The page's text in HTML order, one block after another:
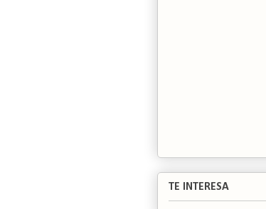
TE INTERESA